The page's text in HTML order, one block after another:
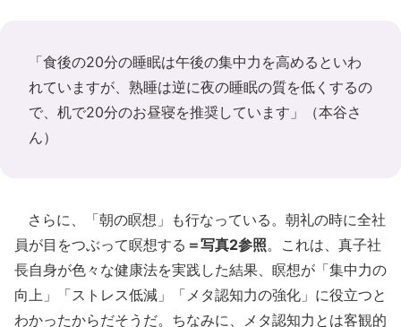
「食後の20分の睡眠は午後の集中力を高めるといわ
れていますが、熟睡は逆に夜の睡眠の質を低くするの
で、机で20分のお昼寝を推奨しています」（本谷さ
ん）
さらに、「朝の瞑想」も行なっている。朝礼の時に全社
員が目をつぶって瞑想する ＝写真2参照。これは、真子社
長自身が色々な健康法を実践した結果、瞑想が「集中力の
向上」「ストレス低減」「メタ認知力の強化」に役立つと
わかったからだそうだ。ちなみに、メタ認知力とは客観的